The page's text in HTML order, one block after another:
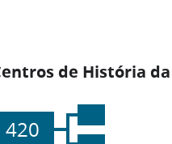
de História
420